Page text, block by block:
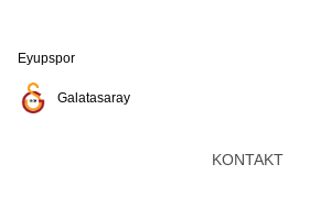
Eyupspor
Galatasaray
KONTAKT